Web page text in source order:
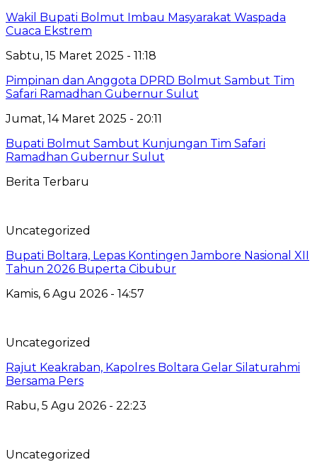
Wakil Bupati Bolmut Imbau Masyarakat Waspada
Cuaca Ekstrem
Sabtu, 15 Maret 2025 - 11:18
Pimpinan dan Anggota DPRD Bolmut Sambut Tim
Safari Ramadhan Gubernur Sulut
Jumat, 14 Maret 2025 - 20:11
Bupati Bolmut Sambut Kunjungan Tim Safari
Ramadhan Gubernur Sulut
Berita Terbaru
Uncategorized
Bupati Boltara, Lepas Kontingen Jambore Nasional XII
Tahun 2026 Buperta Cibubur
Kamis, 6 Agu 2026 - 14:57
Uncategorized
Rajut Keakraban, Kapolres Boltara Gelar Silaturahmi
Bersama Pers
Rabu, 5 Agu 2026 - 22:23
Uncategorized